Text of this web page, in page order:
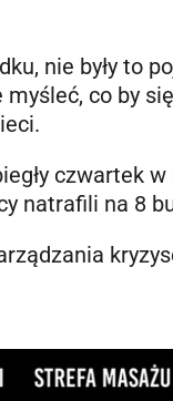
nie były to
co by
czwartek
natrafili na 8